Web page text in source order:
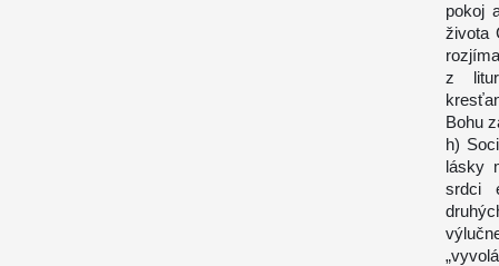
pokoj
života
z
Bohu
h)
lásky
srdci